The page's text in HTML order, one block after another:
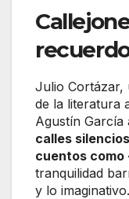
Julio Cortázar,
de la literatura
Agustín García
calles
cuentos como
tranquilidad
y lo imaginativo.